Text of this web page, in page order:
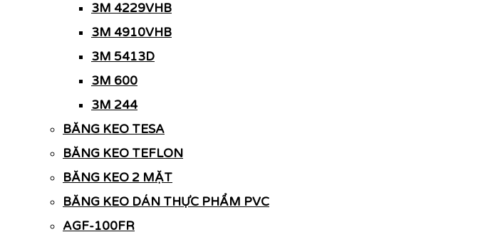
3M 4229VHB
3M 4910VHB
3M 5413D
3M 600
3M 244
BĂNG KEO TESA
BĂNG KEO TEFLON
BĂNG KEO 2 MẶT
BĂNG KEO DÁN THỰC PHẨM PVC
AGF-100FR